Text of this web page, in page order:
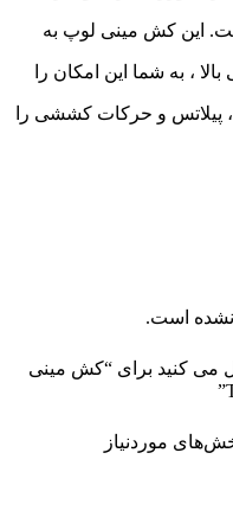
این کش مینی لوپ به
، به شما این امکان را
، پیلاتس و حرکات کششی را
نشده است.
می کنید برای “کش مینی
موردنیاز